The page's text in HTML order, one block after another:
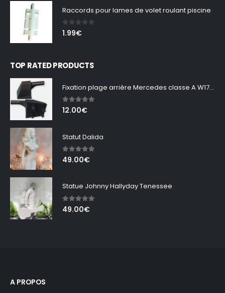
Raccords pour lames de volet roulant piscine
0 out of 5
1.99€
TOP RATED PRODUCTS
Fixation plage arrière Mercedes classe A W177 et B
5.00out of 5
12.00€
Statut Dalida
5.00out of 5
49.00€
Statue Johnny Hallyday Tenessee
5.00out of 5
49.00€
A PROPOS